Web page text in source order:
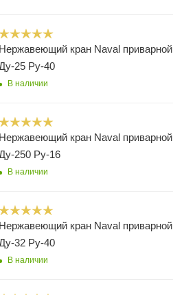
Нержавеющий кран Naval приварной
25 Ру-40
В наличии
Нержавеющий кран Naval приварной
250 Ру-16
В наличии
Нержавеющий кран Naval приварной
32 Ру-40
В наличии